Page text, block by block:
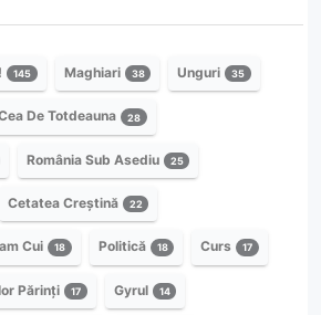
145 Maghiari 38 Unguri 35
De Totdeauna 28
România Sub Asediu 25
Cetatea Creștină 22
Cui 18 Politică 18 Curs 17
Părinți 17 Gyrul 14